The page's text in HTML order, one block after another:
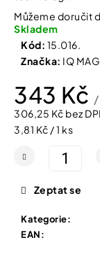
Dárkové
poukazy
Značky
Měna
(CZK)
Můžeme doručit
Skladem
Kód: 15.016.
Značka: IQ MAG
343 Kč
306,25 Kč bez
Měrná
3,81 Kč / 1 ks
Kategorie:
EAN:
Zeptat se
TABLETY
2+1
ZDARMA
188
Kč